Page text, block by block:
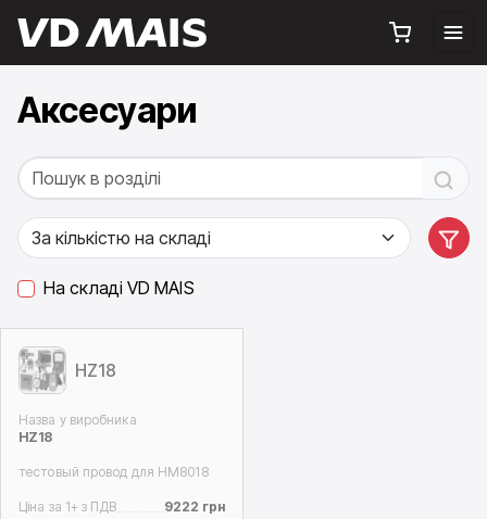
Аксесуари
На складі VD MAIS
HZ18
Назва у виробника
HZ18
тестовый провод для HM8018
Ціна за 1+ з ПДВ
9222 грн